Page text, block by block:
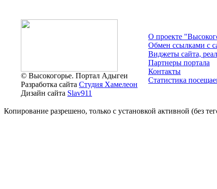
© Высокогорье. Портал Адыгеи
Разработка сайта Студия Хамелеон
Дизайн сайта Slav911
О проекте
Обмен ссылками c
Виджеты сайта,
Партнеры портала
Контакты
Статистика
Копирование разрешено, только с установкой активной (без